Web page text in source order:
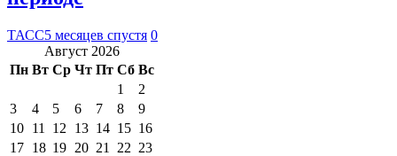
ТАСС5 месяцев спустя 0
Август 2026
Пн Вт Ср Чт Пт Сб Вс
1
2
3
4 5 6 7 8
9
10 11 12 13 14 15 16
17 18 19 20 21 22 23